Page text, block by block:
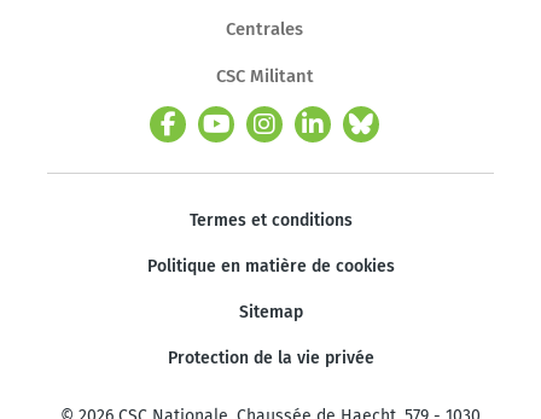
Centrales
CSC Militant
Termes et conditions
Politique en matière de cookies
Sitemap
Protection de la vie privée